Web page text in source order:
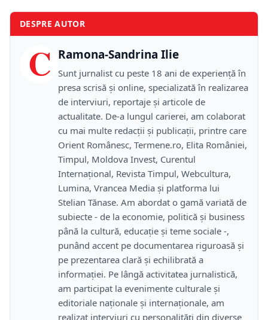
DESPRE AUTOR
C Ramona-Sandrina Ilie
Sunt jurnalist cu peste 18 ani de experiență în
presa scrisă și online, specializată în realizarea
de interviuri, reportaje și articole de
actualitate. De-a lungul carierei, am colaborat
cu mai multe redacții și publicații, printre care
Orient Românesc, Termene.ro, Elita României,
Timpul, Moldova Invest, Curentul
Internațional, Revista Timpul, Webcultura,
Lumina, Vrancea Media și platforma lui
Stelian Tănase. Am abordat o gamă variată de
subiecte - de la economie, politică și business
până la cultură, educație și teme sociale -,
punând accent pe documentarea riguroasă și
pe prezentarea clară și echilibrată a
informației. Pe lângă activitatea jurnalistică,
am participat la evenimente culturale și
editoriale naționale și internaționale, am
realizat interviuri cu personalități din diverse